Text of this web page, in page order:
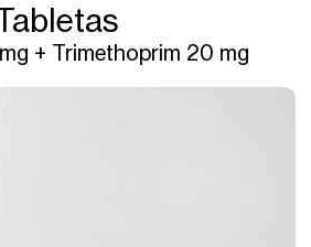
+ Trimethoprim 20 mg